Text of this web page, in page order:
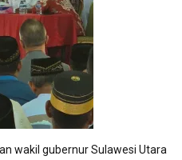
wakil gubernur Sulawesi Utara